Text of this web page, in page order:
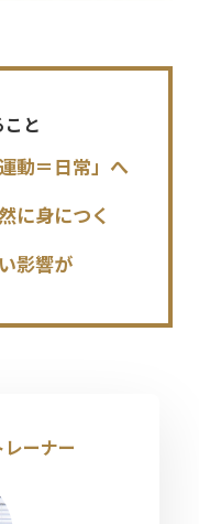
と
動＝日常」へ
に身につく
影響が
ーナー